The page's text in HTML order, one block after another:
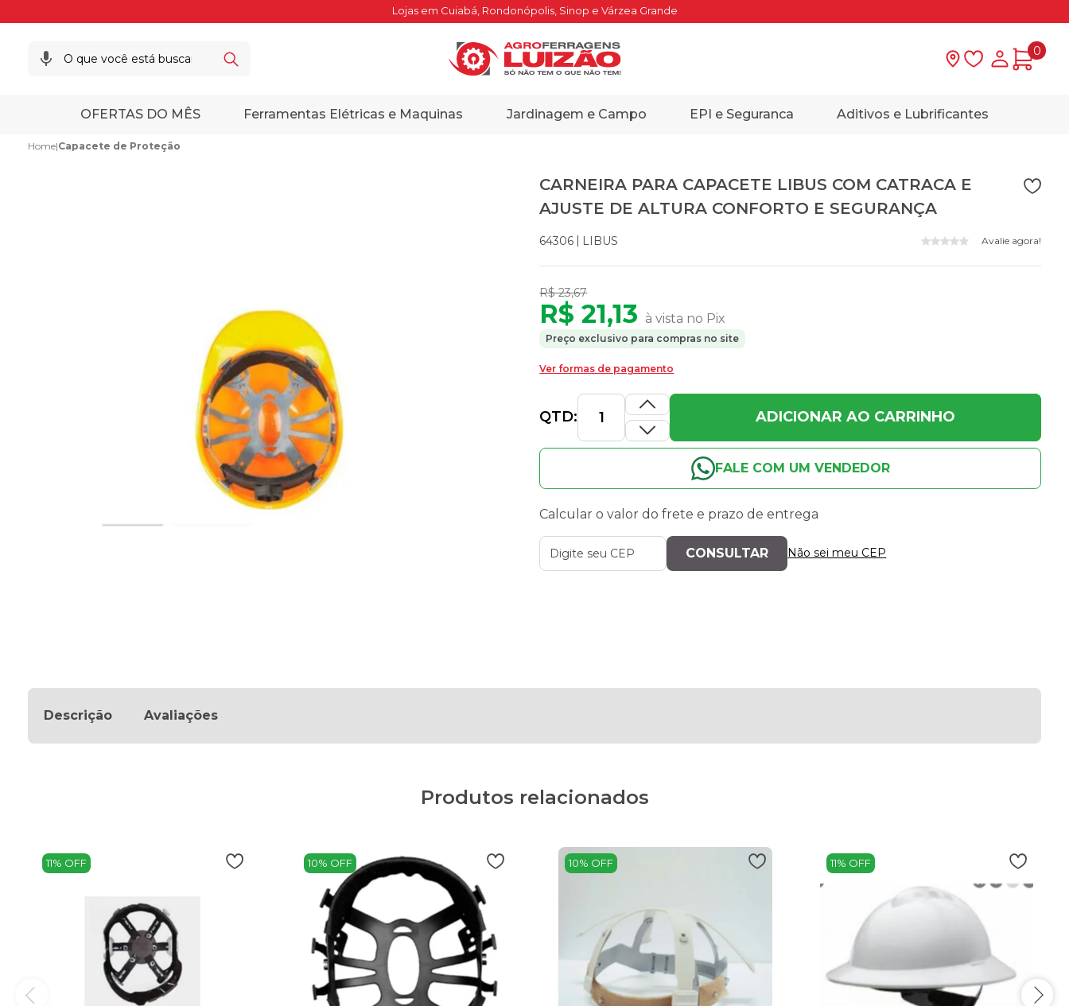
Lojas em Cuiabá, Rondonópolis, Sinop e Várzea Grande
Lista deMinha
0
OFERTAS DO MÊS Ferramentas Elétricas e Maquinas Jardinagem e Campo EPI e Seguranca Aditivos e Lubrificantes
Home|Capacete de Proteção
CARNEIRA PARA CAPACETE LIBUS COM CATRACA E
AJUSTE DE ALTURA CONFORTO E SEGURANÇA
64306 LIBUS Avalie agora!
R$ 23,67
R$ 21,13 à vista no Pix
Preço exclusivo para compras no site
Ver formas de pagamento
QTD: ADICIONAR AO CARRINHO
FALE COM UM VENDEDOR
Calcular o valor do frete e prazo de entrega
Não sei meu CEP
Descrição Avaliações
Produtos relacionados
11% OFF 10% OFF 10% OFF 11% OFF